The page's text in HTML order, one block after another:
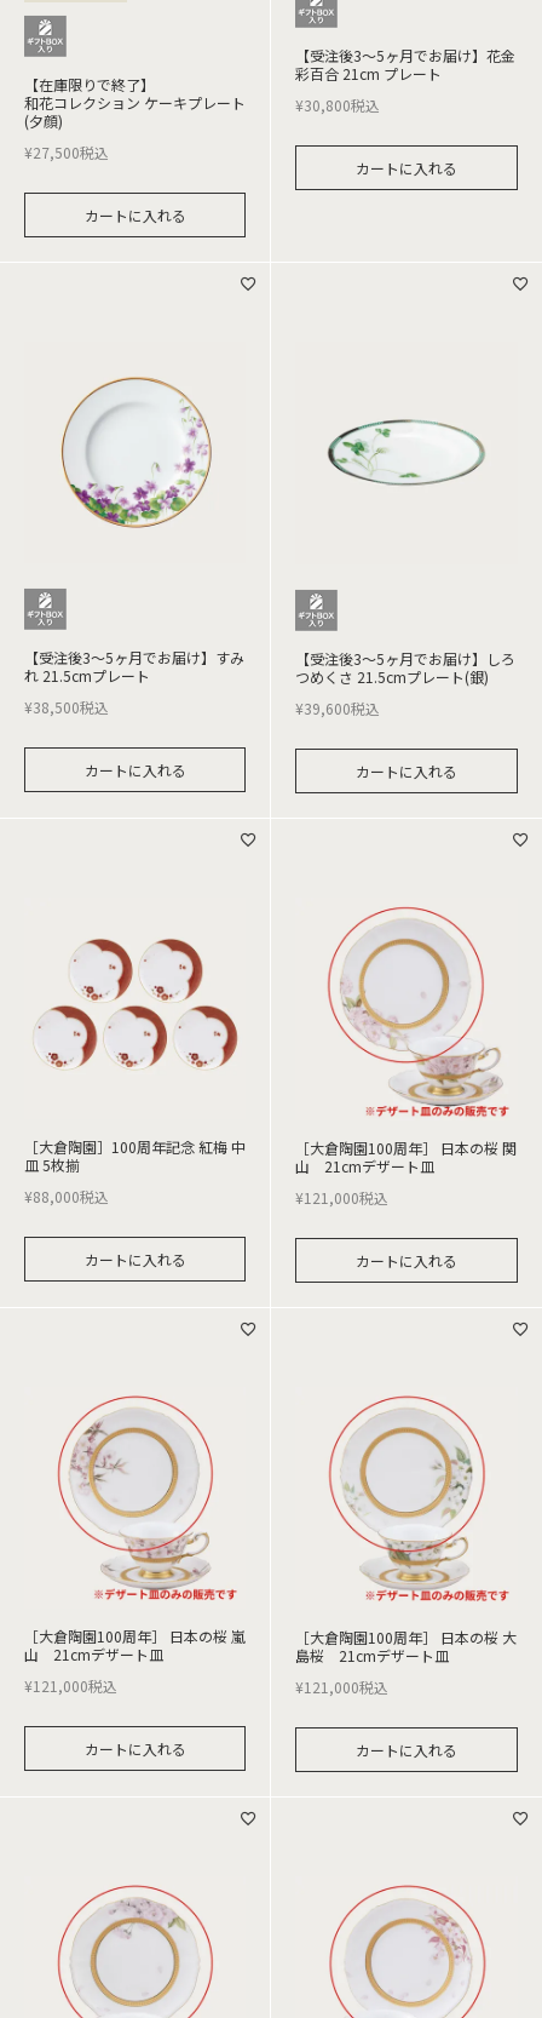
【在庫限りで終了】
和花コレクション ケーキプレート
(夕顔)
¥27,500税込
カートに入れる
【受注後3～5ヶ月でお届け】花金
彩百合 21cm プレート
¥30,800税込
カートに入れる
【受注後3～5ヶ月でお届け】すみ
れ 21.5cmプレート
¥38,500税込
カートに入れる
【受注後3～5ヶ月でお届け】しろ
つめくさ 21.5cmプレート(銀)
¥39,600税込
カートに入れる
［大倉陶園］100周年記念 紅梅 中
皿 5枚揃
¥88,000税込
カートに入れる
［大倉陶園100周年］ 日本の桜 関
山 21cmデザート皿
¥121,000税込
カートに入れる
［大倉陶園100周年］ 日本の桜 嵐
山 21cmデザート皿
¥121,000税込
カートに入れる
［大倉陶園100周年］ 日本の桜 大
島桜 21cmデザート皿
¥121,000税込
カートに入れる